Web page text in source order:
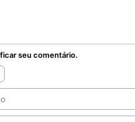
seu comentário.